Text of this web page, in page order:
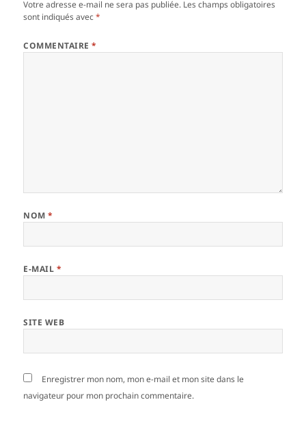
Votre adresse e-mail ne sera pas publiée. Les champs obligatoires
sont indiqués avec*
COMMENTAIRE*
NOM*
E-MAIL *
SITE WEB
Enregistrer mon nom, mon e-mail et mon site dans le
navigateur pour mon prochain commentaire.